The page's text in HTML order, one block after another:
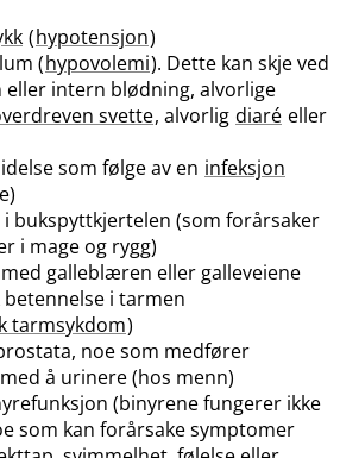
(hypotensjon)
(hypovolemi). Dette kan skje ved
eller intern blødning, alvorlige
svette, alvorlig diaré eller
som følge av en infeksjon
bukspyttkjertelen (som forårsaker
i mage og rygg)
galleblæren eller galleveiene
i tarmen
tarmsykdom)
noe som medfører
å urinere (hos menn)
(binyrene fungerer ikke
som kan forårsake symptomer